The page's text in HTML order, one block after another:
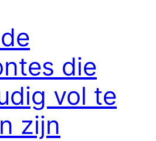
die
vol te
zijn